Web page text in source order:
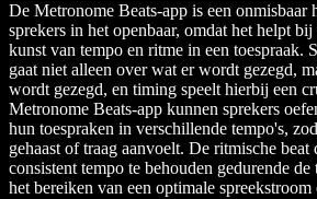
De Metronome Beats-app is een onmisbaar
sprekers in het openbaar, omdat het helpt bij
kunst van tempo en ritme in een toespraak.
gaat niet alleen over wat er wordt gezegd,
wordt gezegd, en timing speelt hierbij een
Metronome Beats-app kunnen sprekers
hun toespraken in verschillende tempo's,
gehaast of traag aanvoelt. De ritmische beat
consistent tempo te behouden gedurende
het bereiken van een optimale spreekstroom